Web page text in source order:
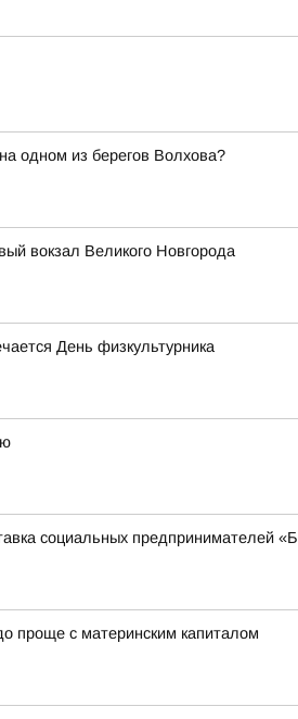
одном из берегов Волхова?
вокзал Великого Новгорода
День физкультурника
социальных предпринимателей
проще с материнским капиталом